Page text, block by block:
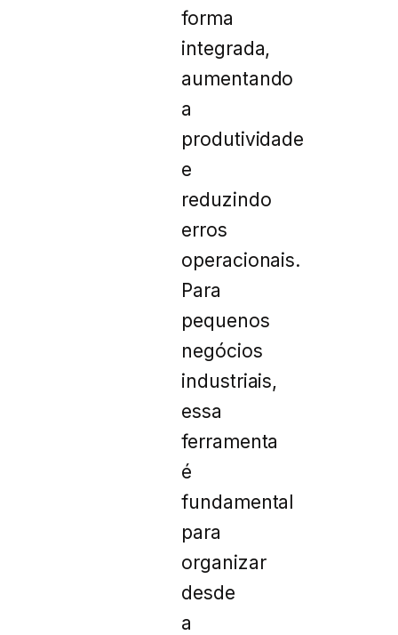
forma
integrada,
aumentando
a
produtividade
e
reduzindo
erros
operacionais.
Para
pequenos
negócios
industriais,
essa
ferramenta
é
fundamental
para
organizar
desde
a